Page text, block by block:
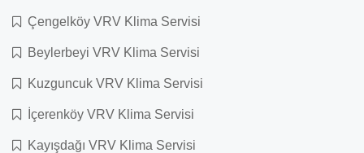
Çengelköy VRV Klima Servisi
Beylerbeyi VRV Klima Servisi
Kuzguncuk VRV Klima Servisi
İçerenköy VRV Klima Servisi
Kayışdağı VRV Klima Servisi